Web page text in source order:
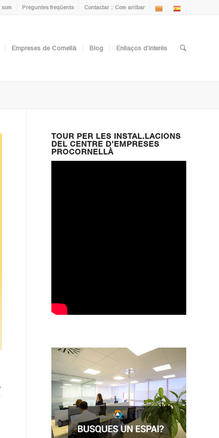
som Preguntes freqüents Contactar :: Com arribar
Empreses de Cornellà Blog Enllaços d’interès
TOUR PER LES INSTAL.LACIONS
DEL CENTRE D’EMPRESES
PROCORNELLÀ